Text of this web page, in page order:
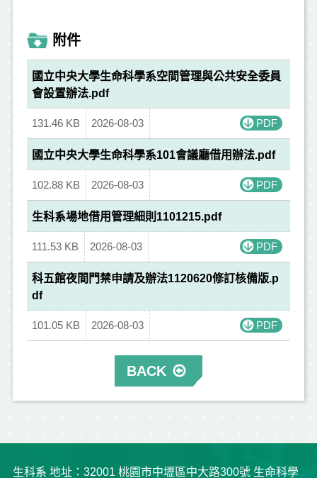
附件
國立中央大學生命科學系空間管理與公共安全委員
會設置辦法.pdf
131.46 KB 2026-08-03 PDF
國立中央大學生命科學系101會議廳借用辦法.pdf
102.88 KB 2026-08-03 PDF
生科系場地借用管理細則1101215.pdf
111.53 KB 2026-08-03 PDF
科五館夜間門禁申請及辦法1120620修訂核備版.p
df
101.05 KB 2026-08-03 PDF
BACK
生科系 地址：32001 桃園市中壢區中大路300號 生命科學